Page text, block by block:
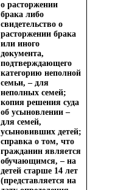
о расторжении
брака либо
свидетельство о
расторжении брака
или иного
документа,
подтверждающего
категорию неполной
семьи, – для
неполных семей;
копия решения суда
об усыновлении –
для семей,
усыновивших детей;
справка о том, что
гражданин является
обучающимся, – на
детей старше 14 лет
(представляется на